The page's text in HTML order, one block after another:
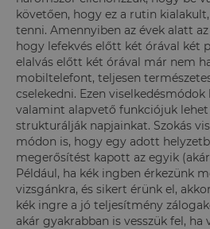
követően, hogy ez a rutin
tenni. Amennyiben az évek alatt
hogy lefekvés előtt két órával két
elalvás előtt két órával már nem
mobiltelefont, teljesen
cselekedni. Ezen
valamint alapvető funkciójuk lehet
strukturálják napjainkat. Szokás
módon is, hogy egy adott
megerősítést kapott az egyik
Például, ha kék ingben érkezünk
vizsgánkra, és sikert érünk el,
kék ingre a jó teljesítmény
akár gyakrabban is vesszük fel, ha